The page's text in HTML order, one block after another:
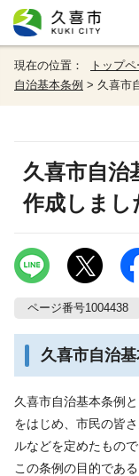
現在の位置： トップ
自治基本条例 > 久喜市
久喜市自治
作成しまし
ページ番号1004438
久喜市自治
久喜市自治基本条例
をはじめ、市民の皆
ルなどを定めたもの
この条例の目的であ